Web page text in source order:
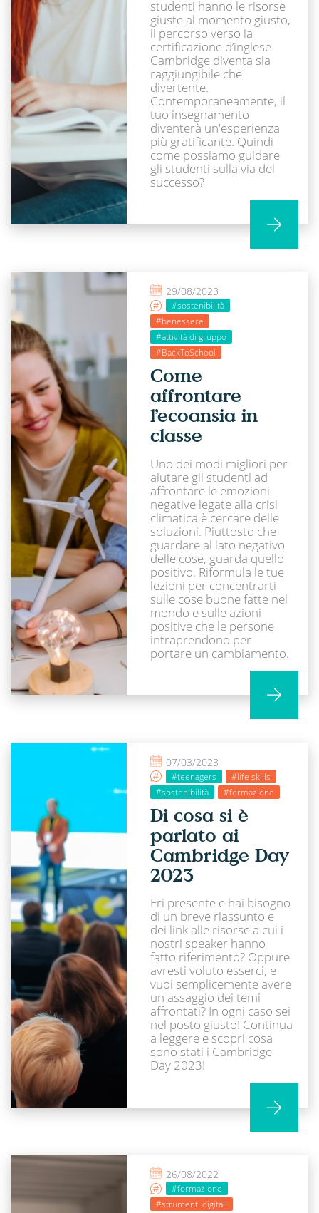
studenti hanno le risorse
giuste al momento giusto,
il percorso verso la
certificazione d’inglese
Cambridge diventa sia
raggiungibile che
divertente.
Contemporaneamente, il
tuo insegnamento
diventerà un'esperienza
più gratificante. Quindi
come possiamo guidare
gli studenti sulla via del
successo?
29/08/2023
#sostenibilità
#benessere
#attività di gruppo
#BackToSchool
Come
affrontare
l’ecoansia in
classe
Uno dei modi migliori per
aiutare gli studenti ad
affrontare le emozioni
negative legate alla crisi
climatica è cercare delle
soluzioni. Piuttosto che
guardare al lato negativo
delle cose, guarda quello
positivo. Riformula le tue
lezioni per concentrarti
sulle cose buone fatte nel
mondo e sulle azioni
positive che le persone
intraprendono per
portare un cambiamento.
07/03/2023
#teenagers
#life skills
#sostenibilità
#formazione
Di cosa si è
parlato ai
Cambridge Day
2023
Eri presente e hai bisogno
di un breve riassunto e
dei link alle risorse a cui i
nostri speaker hanno
fatto riferimento? Oppure
avresti voluto esserci, e
vuoi semplicemente avere
un assaggio dei temi
affrontati? In ogni caso sei
nel posto giusto! Continua
a leggere e scopri cosa
sono stati i Cambridge
Day 2023!
26/08/2022
#formazione
#strumenti digitali